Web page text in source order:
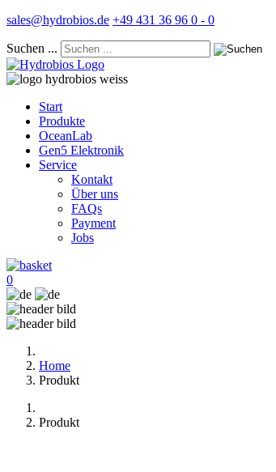
sales@hydrobios.de +49 431 36 96 0 - 0
Suchen ...
Start
Produkte
OceanLab
Gen5 Elektronik
Service
Kontakt
Über uns
FAQs
Payment
Jobs
0
Home
Produkt
Produkt